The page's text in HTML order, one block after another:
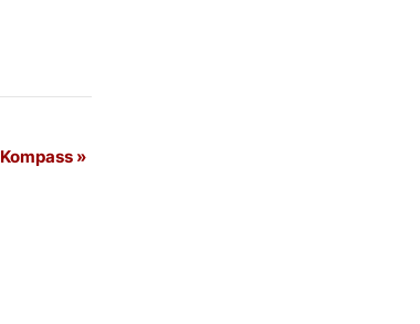
Kompass »